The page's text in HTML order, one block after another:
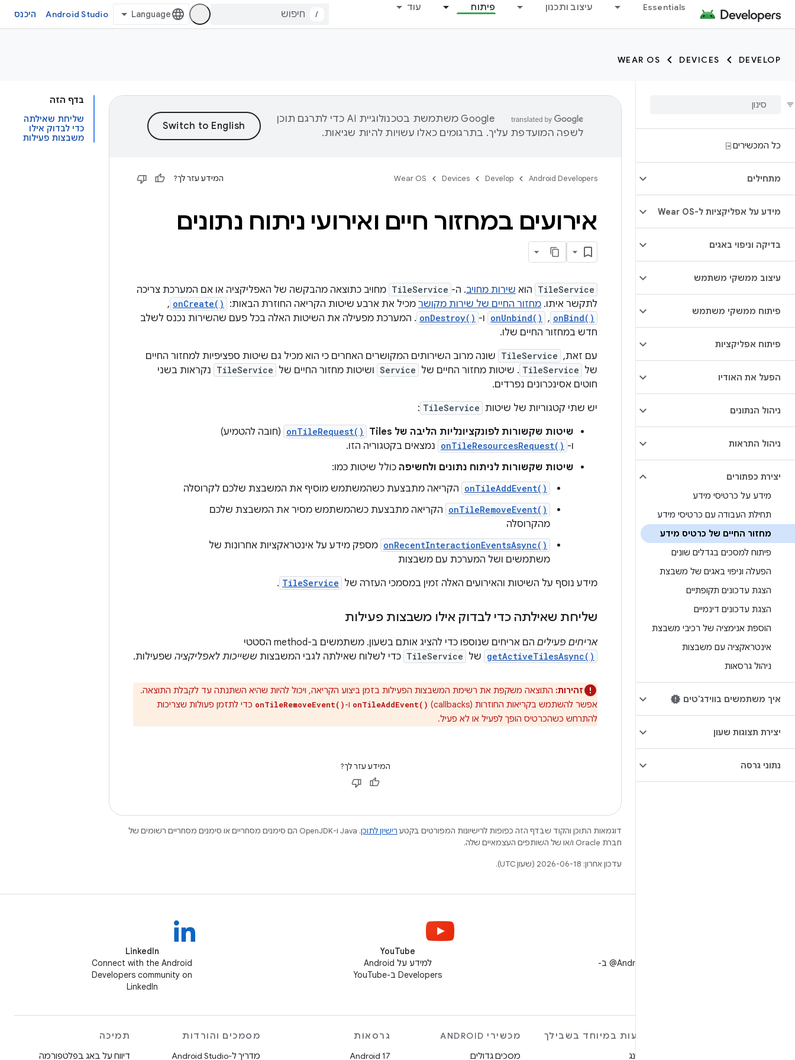
Essentials עיצוב ותכנון פיתוח עוד
/
Android Studio היכנס
DEVELOP
DEVICES
WEAR OS
כל המכשירים ⍈
מתחילים
מידע על אפליקציות ל-Wear OS
בדיקה וניפוי באגים
עיצוב ממשקי משתמש
פיתוח ממשקי משתמש
פיתוח אפליקציות
הפעל את האודיו
ניהול הנתונים
ניהול התראות
יצירת כפתורים
מידע על כרטיסי מידע
תחילת העבודה עם כרטיסי מידע
מחזור החיים של כרטיס מידע
פיתוח למסכים בגדלים שונים
הפעלה וניפוי באגים של משבצת
הצגת עדכונים תקופתיים
הצגת עדכונים דינמיים
הוספת אנימציה של רכיבי משבצת
אינטראקציה עם משבצות
ניהול גרסאות
איך משתמשים בווידג'טים
יצירת תצוגות שעון
נתוני גרסה
בדף הזה
שליחת שאילתה
כדי לבדוק אילו
משבצות פעילות
‫Google משתמשת בטכנולוגיית AI כדי לתרגם תוכן
לשפה המועדפת עליך. בתרגומים כאלו עשויות להיות שגיאות.
Android Developers
Develop
Devices
Wear OS המידע עזר לך?
אירועים במחזור חיים ואירועי ניתוח נתונים
TileService הוא שירות מחויב. ה- TileService מחויב כתוצאה מהבקשה של האפליקציה או אם המערכת צריכה
לתקשר איתו. מחזור החיים של שירות מקושר מכיל את ארבע שיטות הקריאה החוזרת הבאות: onCreate()
,‏
onBind()
,‏
onUnbind() ו- onDestroy() . המערכת מפעילה את השיטות האלה בכל פעם שהשירות נכנס לשלב
חדש במחזור החיים שלו.
עם זאת, TileService שונה מרוב השירותים המקושרים האחרים כי הוא מכיל גם שיטות ספציפיות למחזור החיים
של TileService . שיטות מחזור החיים של Service ושיטות מחזור החיים של TileService נקראות בשני
חוטים אסינכרונים נפרדים.
יש שתי קטגוריות של שיטות TileService
:
שיטות שקשורות לפונקציונליות הליבה של Tiles
onTileRequest() (חובה להטמיע)
ו- onTileResourcesRequest() נמצאים בקטגוריה הזו.
שיטות שקשורות לניתוח נתונים ולחשיפה כולל שיטות כמו:
onTileAddEvent() הקריאה מתבצעת כשהמשתמש מוסיף את המשבצת שלכם לקרוסלה
onTileRemoveEvent() הקריאה מתבצעת כשהמשתמש מסיר את המשבצת שלכם
מהקרוסלה
onRecentInteractionEventsAsync() מספק מידע על אינטראקציות אחרונות של
משתמשים ושל המערכת עם משבצות
מידע נוסף על השיטות והאירועים האלה זמין במסמכי העזרה של TileService
.
שליחת שאילתה כדי לבדוק אילו משבצות פעילות
אריחים פעילים הם אריחים שנוספו כדי להציג אותם בשעון. משתמשים ב-method הסטטי
getActiveTilesAsync() של TileService כדי לשלוח שאילתה לגבי המשבצות ששייכות לאפליקציה שפעילות.
זהירות: התוצאה משקפת את רשימת המשבצות הפעילות בזמן ביצוע הקריאה, ויכול להיות שהיא השתנתה עד לקבלת התוצאה.
אפשר להשתמש בקריאות החוזרות (callbacks)
onTileAddEvent() ו-onTileRemoveEvent() כדי לתזמן פעולות שצריכות
להתרחש כשהכרטיס הופך לפעיל או לא פעיל.
המידע עזר לך?
דוגמאות התוכן והקוד שבדף הזה כפופות לרישיונות המפורטים בקטע רישיון לתוכן
.‏ Java ו-OpenJDK הם סימנים מסחריים או סימנים מסחריים רשומים של
חברת Oracle ו/או של השותפים העצמאיים שלה.
עדכון אחרון: 2026-06-18 (שעון UTC).
למעקב אחר ‎@AndroidDev ב-
YouTube
למידע על Android
Developers ב-YouTube
LinkedIn
Connect with the Android
Developers community on
LinkedIn
הצעות במיוחד בשבילך
גיימינג
מכשירי ANDROID
מסכים גדולים
גרסאות
Android 17
מסמכים והורדות
מדריך ל-Android Studio
תמיכה
דיווח על באג בפלטפורמה